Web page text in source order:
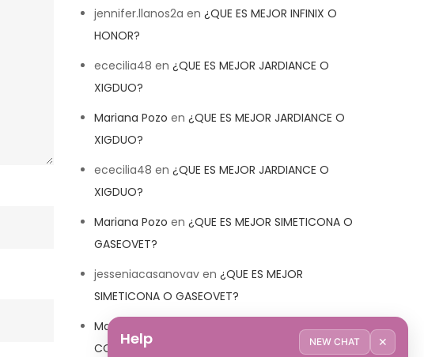
jennifer.llanos2a en ¿QUE ES MEJOR INFINIX O
HONOR?
ececilia48 en ¿QUE ES MEJOR JARDIANCE O
XIGDUO?
Mariana Pozo en ¿QUE ES MEJOR JARDIANCE O
XIGDUO?
ececilia48 en ¿QUE ES MEJOR JARDIANCE O
XIGDUO?
Mariana Pozo en ¿QUE ES MEJOR SIMETICONA O
GASEOVET?
jesseniacasanovav en ¿QUE ES MEJOR
SIMETICONA O GASEOVET?
Mariana Pozo
¿QUE ES MEJOR TRIBEDOCE
COMPUESTO O TRIBEDOCE DX?
Help NEW CHAT ✕